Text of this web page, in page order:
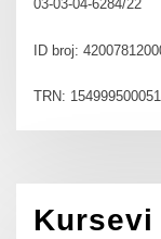
03-03-04-6284/22
ID broj:
TRN: